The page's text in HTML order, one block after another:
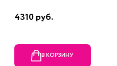
4310 руб.
В КОРЗИНУ